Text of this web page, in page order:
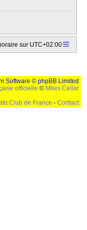
sur UTC+02:00
Software © phpBB Limited
officielle © Miles Cellar
Club de France - Contact